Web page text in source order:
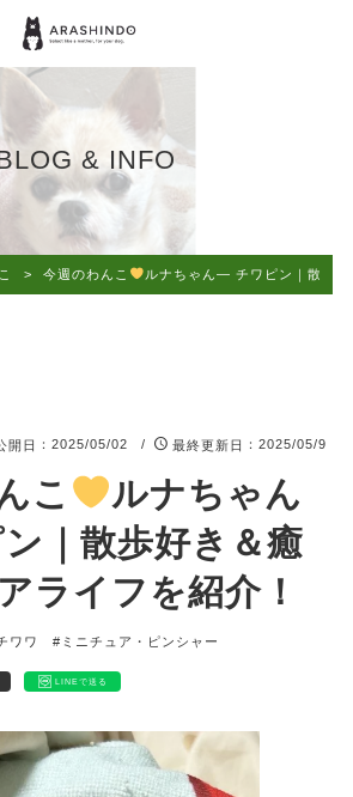
& INFO
> 今週のわんこ ルナちゃん― チワピン｜散歩
開日 ：2025/05/02 / 最終更新日 ：2025/05/9
こ
ルナちゃん
｜散歩好き＆癒
ライフを紹介！
ワワ #ミニチュア・ピンシャー
LINEで送る